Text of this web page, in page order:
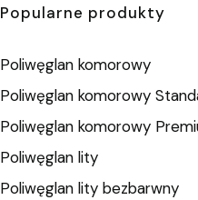
Popularne produkty
Poliwęglan komorowy
Poliwęglan komorowy
Poliwęglan komorowy
Poliwęglan lity
Poliwęglan lity bezbarwny